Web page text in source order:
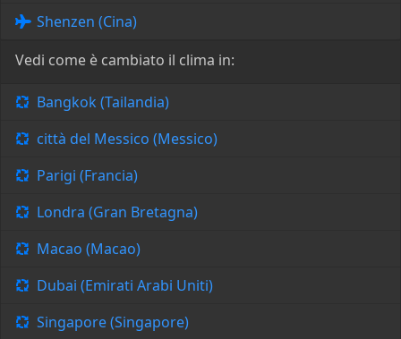
Shenzen (Cina)
Vedi come è cambiato il clima in:
Bangkok (Tailandia)
città del Messico (Messico)
Parigi (Francia)
Londra (Gran Bretagna)
Macao (Macao)
Dubai (Emirati Arabi Uniti)
Singapore (Singapore)